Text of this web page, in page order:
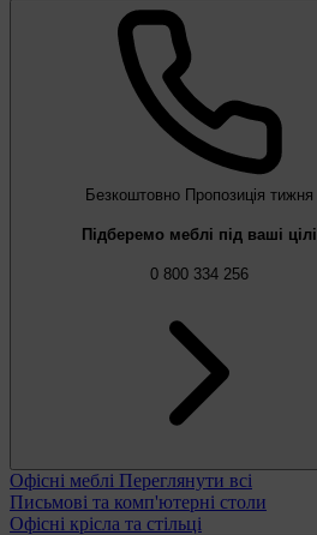
Безкоштовно Пропозиція тижня
Підберемо меблі під ваші цілі
0 800 334 256
Офісні меблі Переглянути всі
Письмові та комп'ютерні столи
Офісні крісла та стільці